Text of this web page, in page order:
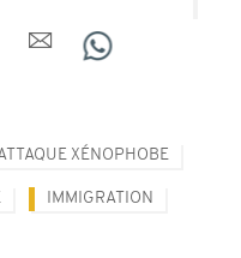
XÉNOPHOBE
IMMIGRATION